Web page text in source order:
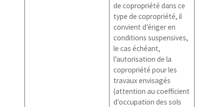
de copropriété dans ce
type de copropriété, il
convient d’ériger en
conditions suspensives,
le cas échéant,
l’autorisation de la
copropriété pour les
travaux envisagés
(attention au coefficient
d’occupation des sols